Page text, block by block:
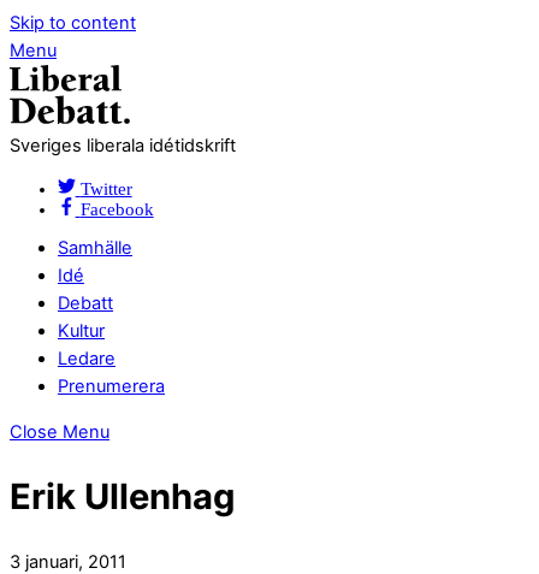
Skip to content
Menu
Sveriges liberala idétidskrift
Twitter
Facebook
Samhälle
Idé
Debatt
Kultur
Ledare
Prenumerera
Close Menu
Erik Ullenhag
3 januari, 2011